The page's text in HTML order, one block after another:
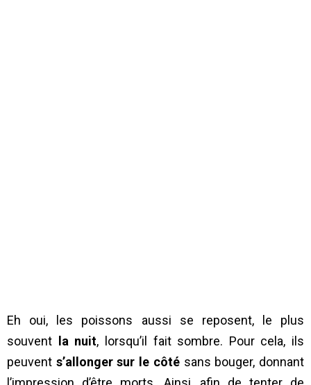
Eh oui, les poissons aussi se reposent, le plus
souvent
la nuit, lorsqu’il fait sombre. Pour cela, ils
peuvent s’allonger sur le côtésans bouger, donnant